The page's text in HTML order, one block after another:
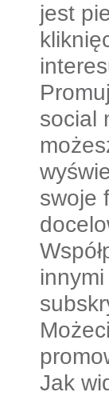
jest
social
swoje
Jak